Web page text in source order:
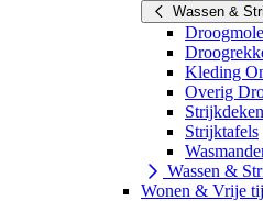
Wassen &
Kleding
Overig
Strijktafels
Wassen &
Wonen & Vrije